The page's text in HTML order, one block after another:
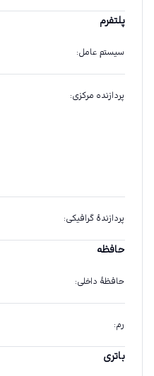
پلتفرم
سیستم عامل:
پردازنده مرکزی:
پردازندهٔ گرافیکی:
حافظه
حافظهٔ داخلی:
رم:
باتری